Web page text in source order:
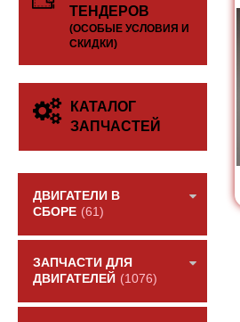
ТЕНДЕРОВ
(ОСОБЫЕ УСЛОВИЯ И
СКИДКИ)
КАТАЛОГ
ЗАПЧАСТЕЙ
ДВИГАТЕЛИ В
СБОРЕ (61)
ЗАПЧАСТИ ДЛЯ
ДВИГАТЕЛЕЙ (1076)